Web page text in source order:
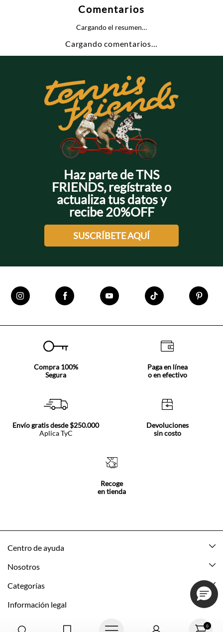
0
Comentarios
Cargando el resumen…
Cargando comentarios…
Haz parte de TNS
FRIENDS, regístrate o
actualiza tus datos y
recibe 20%OFF
SUSCRÍBETE AQUÍ
Compra 100%
Segura
Paga en línea
o en efectivo
Envío gratis desde $250.000
Aplica TyC
Devoluciones
sin costo
Recoge
en tienda
Centro de ayuda
Mis pedidos
Nosotros
Acerca de Tennis
Categorías
Nuevo
Información legal